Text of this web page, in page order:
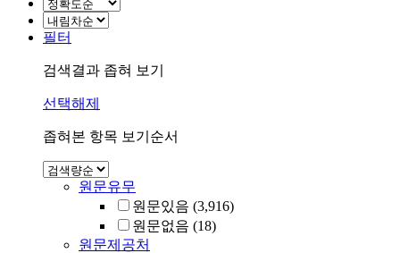
필터
검색결과 좁혀 보기
선택해제
좁혀본 항목 보기순서
원문유무
원문있음 (3,916)
원문없음 (18)
원문제공처